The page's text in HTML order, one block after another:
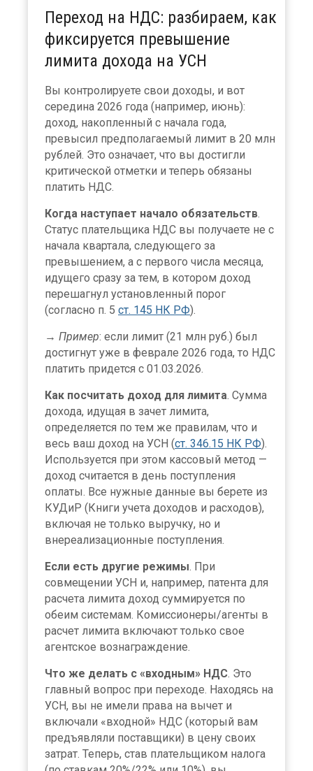
Переход на НДС: разбираем, как
фиксируется превышение
лимита дохода на УСН
Вы контролируете свои доходы, и вот
середина 2026 года (например, июнь):
доход, накопленный с начала года,
превысил предполагаемый лимит в 20 млн
рублей. Это означает, что вы достигли
критической отметки и теперь обязаны
платить НДС.
Когда наступает начало обязательств
Статус плательщика НДС вы получаете не с
начала квартала, следующего за
превышением, а с первого числа месяца,
идущего сразу за тем, в котором доход
перешагнул установленный порог
(согласно п. 5 ст. 145 НК РФ).
→ Пример: если лимит (21 млн руб.) был
достигнут уже в феврале 2026 года, то НДС
платить придется с 01.03.2026.
Как посчитать доход для лимита . Сумма
дохода, идущая в зачет лимита,
определяется по тем же правилам, что и
весь ваш доход на УСН (ст. 346.15 НК РФ).
Используется при этом кассовый метод —
доход считается в день поступления
оплаты. Все нужные данные вы берете из
КУДиР (Книги учета доходов и расходов),
включая не только выручку, но и
внереализационные поступления.
Если есть другие режимы . При
совмещении УСН и, например, патента для
расчета лимита доход суммируется по
обеим системам. Комиссионеры/агенты в
расчет лимита включают только свое
агентское вознаграждение.
Что же делать с «входным» НДС . Это
главный вопрос при переходе. Находясь на
УСН, вы не имели права на вычет и
включали «входной» НДС (который вам
предъявляли поставщики) в цену своих
затрат. Теперь, став плательщиком налога